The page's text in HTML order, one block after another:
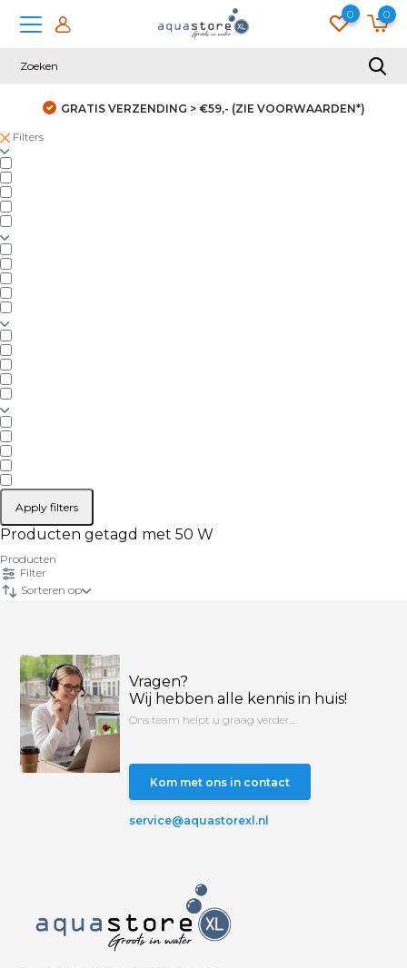
0 0
GRATIS VERZENDING > €59,- (ZIE VOORWAARDEN*)
Filters
Apply filters
Producten getagd met 50 W
Producten
Filter
Sorteren op
Vragen?
Wij hebben alle kennis in huis!
Ons team helpt u graag verder...
Kom met ons in contact
service@aquastorexl.nl